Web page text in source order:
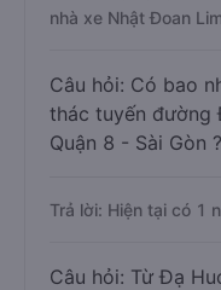
nhà xe Nhật Đoan
Câu hỏi: Có bao
thác tuyến đường
Quận 8 - Sài Gòn ?
Trả lời: Hiện tại có 1
Câu hỏi: Từ Đạ